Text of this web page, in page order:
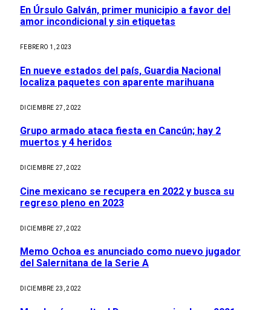
En Úrsulo Galván, primer municipio a favor del
amor incondicional y sin etiquetas
FEBRERO 1, 2023
En nueve estados del país, Guardia Nacional
localiza paquetes con aparente marihuana
DICIEMBRE 27, 2022
Grupo armado ataca fiesta en Cancún; hay 2
muertos y 4 heridos
DICIEMBRE 27, 2022
Cine mexicano se recupera en 2022 y busca su
regreso pleno en 2023
DICIEMBRE 27, 2022
Memo Ochoa es anunciado como nuevo jugador
del Salernitana de la Serie A
DICIEMBRE 23, 2022